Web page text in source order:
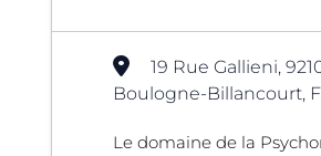
19 Rue Gallieni,
Boulogne-Billancourt,
Le domaine de la